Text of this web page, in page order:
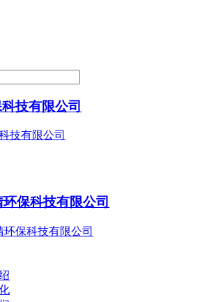
技有限公司
保科技有限公司